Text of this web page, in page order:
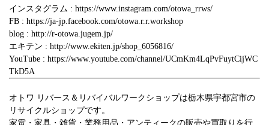
インスタグラム : https://www.instagram.com/otowa_rrws/
FB : https://ja-jp.facebook.com/otowa.r.r.workshop
blog : http://r-otowa.jugem.jp/
エキテン : http://www.ekiten.jp/shop_6056816/
YouTube : https://www.youtube.com/channel/UCmKm4LqPvFuytCijWC
TkD5A
オトワ リバース＆リバイバルワークショップは栃木県宇都宮市の
リサイクルショップです。
家電・家具・雑貨・業務用品・アンティークの販売や買取りを行